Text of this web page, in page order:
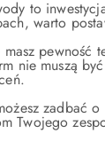
to
warto
pewność
nie muszą
zadbać
Twojego